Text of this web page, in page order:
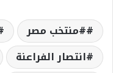
#منتخب مصر
انتصار الفراعنة